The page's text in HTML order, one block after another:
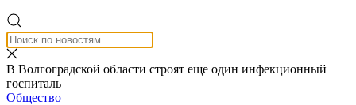
В Волгоградской области строят еще один инфекционный
госпиталь
Общество